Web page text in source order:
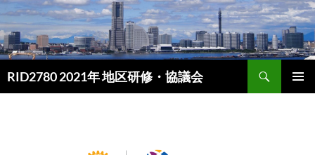
RID2780 2021年 地区研修・協議会
索